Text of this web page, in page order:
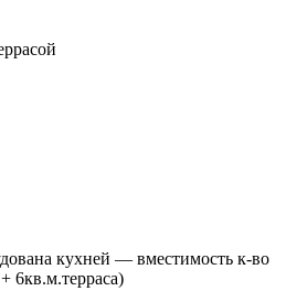
кухней — вместимость к-во
6кв.м.терраса)